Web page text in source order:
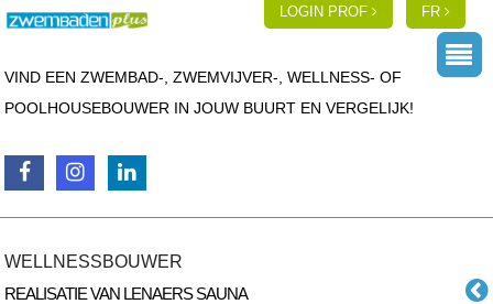
LOGIN PROF FR
VIND EEN ZWEMBAD-, ZWEMVIJVER-, WELLNESS- OF
POOLHOUSEBOUWER IN JOUW BUURT EN VERGELIJK!
WELLNESSBOUWER
REALISATIE VAN LENAERS SAUNA